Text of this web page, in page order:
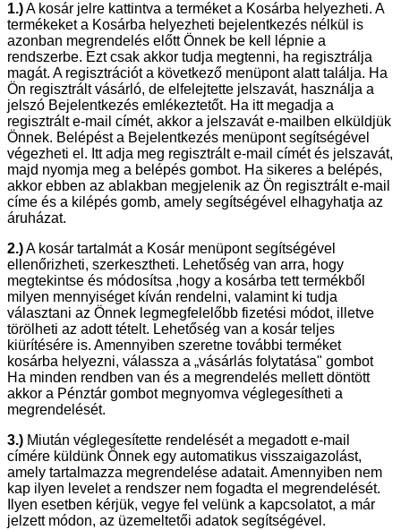
1.)A kosár jelre kattintva a terméket a Kosárba helyezheti. A
termékeket a Kosárba helyezheti bejelentkezés nélkül is
azonban megrendelés előtt Önnek be kell lépnie a
rendszerbe. Ezt csak akkor tudja megtenni, ha regisztrálja
magát. A regisztrációt a következő menüpont alatt találja. Ha
Ön regisztrált vásárló, de elfelejtette jelszavát, használja a
jelszó Bejelentkezés emlékeztetőt. Ha itt megadja a
regisztrált e-mail címét, akkor a jelszavát e-mailben elküldjük
Önnek. Belépést a Bejelentkezés menüpont segítségével
végezheti el. Itt adja meg regisztrált e-mail címét és jelszavát,
majd nyomja meg a belépés gombot. Ha sikeres a belépés,
akkor ebben az ablakban megjelenik az Ön regisztrált e-mail
címe és a kilépés gomb, amely segítségével elhagyhatja az
áruházat.
2.)A kosár tartalmát a Kosár menüpont segítségével
ellenőrizheti, szerkesztheti. Lehetőség van arra, hogy
megtekintse és módosítsa ,hogy a kosárba tett termékből
milyen mennyiséget kíván rendelni, valamint ki tudja
választani az Önnek legmegfelelőbb fizetési módot, illetve
törölheti az adott tételt. Lehetőség van a kosár teljes
kiürítésére is. Amennyiben szeretne további terméket
kosárba helyezni, válassza a „vásárlás folytatása" gombot
Ha minden rendben van és a megrendelés mellett döntött
akkor a Pénztár gombot megnyomva véglegesítheti a
megrendelését.
3.) Miután véglegesítette rendelését a megadott e-mail
címére küldünk Önnek egy automatikus visszaigazolást,
amely tartalmazza megrendelése adatait. Amennyiben nem
kap ilyen levelet a rendszer nem fogadta el megrendelését.
Ilyen esetben kérjük, vegye fel velünk a kapcsolatot, a már
jelzett módon, az üzemeltetői adatok segítségével.